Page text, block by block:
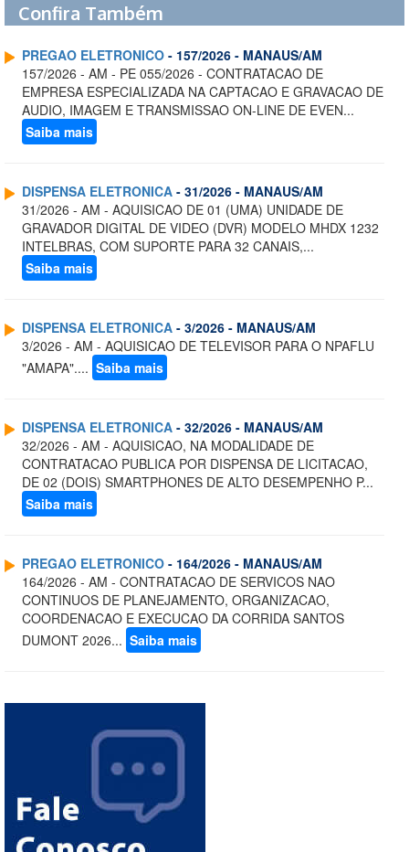
Confira Também
PREGAO ELETRONICO - 157/2026 - MANAUS/AM
157/2026 - AM - PE 055/2026 - CONTRATACAO DE
EMPRESA ESPECIALIZADA NA CAPTACAO E GRAVACAO DE
AUDIO, IMAGEM E TRANSMISSAO ON-LINE DE EVEN...
Saiba mais
DISPENSA ELETRONICA - 31/2026 - MANAUS/AM
31/2026 - AM - AQUISICAO DE 01 (UMA) UNIDADE DE
GRAVADOR DIGITAL DE VIDEO (DVR) MODELO MHDX 1232
INTELBRAS, COM SUPORTE PARA 32 CANAIS,...
Saiba mais
DISPENSA ELETRONICA - 3/2026 - MANAUS/AM
3/2026 - AM - AQUISICAO DE TELEVISOR PARA O NPAFLU
"AMAPA".... Saiba mais
DISPENSA ELETRONICA - 32/2026 - MANAUS/AM
32/2026 - AM - AQUISICAO, NA MODALIDADE DE
CONTRATACAO PUBLICA POR DISPENSA DE LICITACAO,
DE 02 (DOIS) SMARTPHONES DE ALTO DESEMPENHO P...
Saiba mais
PREGAO ELETRONICO - 164/2026 - MANAUS/AM
164/2026 - AM - CONTRATACAO DE SERVICOS NAO
CONTINUOS DE PLANEJAMENTO, ORGANIZACAO,
COORDENACAO E EXECUCAO DA CORRIDA SANTOS
DUMONT 2026... Saiba mais